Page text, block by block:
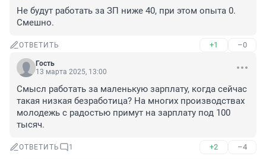
Не будут работать за ЗП ниже 40, при этом опыта 0.
Смешно.
ОТВЕТИТЬ +1 –0
Гость
13 марта 2025, 13:00
Смысл работать за маленькую зарплату, когда сейчас
такая низкая безработица? На многих производствах
молодежь с радостью примут на зарплату под 100
тысяч.
ОТВЕТИТЬ 1 +2 –4